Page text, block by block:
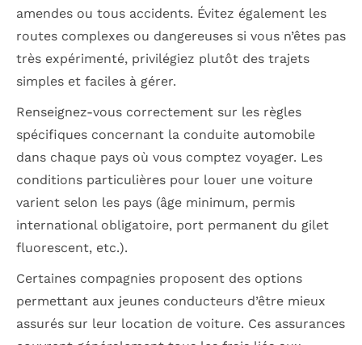
amendes ou tous accidents. Évitez également les
routes complexes ou dangereuses si vous n’êtes pas
très expérimenté, privilégiez plutôt des trajets
simples et faciles à gérer.
Renseignez-vous correctement sur les règles
spécifiques concernant la conduite automobile
dans chaque pays où vous comptez voyager. Les
conditions particulières pour louer une voiture
varient selon les pays (âge minimum, permis
international obligatoire, port permanent du gilet
fluorescent, etc.).
Certaines compagnies proposent des options
permettant aux jeunes conducteurs d’être mieux
assurés sur leur location de voiture. Ces assurances